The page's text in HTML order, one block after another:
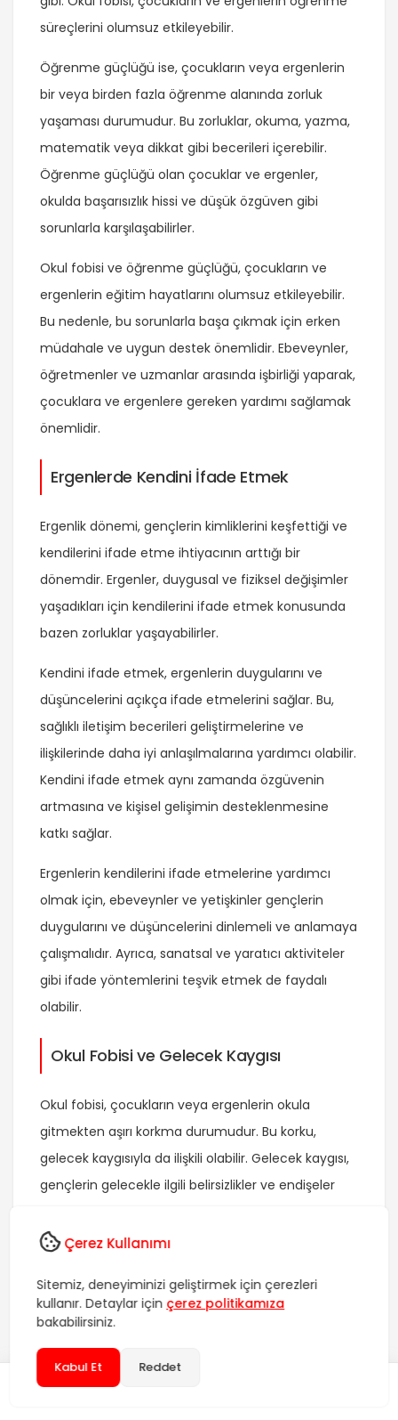
süreçlerini olumsuz etkileyebilir.
Öğrenme güçlüğü ise, çocukların veya ergenlerin
bir veya birden fazla öğrenme alanında zorluk
yaşaması durumudur. Bu zorluklar, okuma, yazma,
matematik veya dikkat gibi becerileri içerebilir.
Öğrenme güçlüğü olan çocuklar ve ergenler,
okulda başarısızlık hissi ve düşük özgüven gibi
sorunlarla karşılaşabilirler.
Okul fobisi ve öğrenme güçlüğü, çocukların ve
ergenlerin eğitim hayatlarını olumsuz etkileyebilir.
Bu nedenle, bu sorunlarla başa çıkmak için erken
müdahale ve uygun destek önemlidir. Ebeveynler,
öğretmenler ve uzmanlar arasında işbirliği yaparak,
çocuklara ve ergenlere gereken yardımı sağlamak
önemlidir.
Ergenlerde Kendini İfade Etmek
Ergenlik dönemi, gençlerin kimliklerini keşfettiği ve
kendilerini ifade etme ihtiyacının arttığı bir
dönemdir. Ergenler, duygusal ve fiziksel değişimler
yaşadıkları için kendilerini ifade etmek konusunda
bazen zorluklar yaşayabilirler.
Kendini ifade etmek, ergenlerin duygularını ve
düşüncelerini açıkça ifade etmelerini sağlar. Bu,
sağlıklı iletişim becerileri geliştirmelerine ve
ilişkilerinde daha iyi anlaşılmalarına yardımcı olabilir.
Kendini ifade etmek aynı zamanda özgüvenin
artmasına ve kişisel gelişimin desteklenmesine
katkı sağlar.
Ergenlerin kendilerini ifade etmelerine yardımcı
olmak için, ebeveynler ve yetişkinler gençlerin
duygularını ve düşüncelerini dinlemeli ve anlamaya
çalışmalıdır. Ayrıca, sanatsal ve yaratıcı aktiviteler
gibi ifade yöntemlerini teşvik etmek de faydalı
olabilir.
Okul Fobisi ve Gelecek Kaygısı
Okul fobisi, çocukların veya ergenlerin okula
gitmekten aşırı korkma durumudur. Bu korku,
gelecek kaygısıyla da ilişkili olabilir. Gelecek kaygısı,
gençlerin gelecekle ilgili belirsizlikler ve endişeler
Okul fobisi ve gelecek kaygısı birbirini besleyebilir.
Örneğin, çocuklar ve ergenler, okulda başarısızlık
yaşama korkusuyla geleceklerine dair endişeler
duyabilirler. Bu endişeler, motivasyon eksikliği,
düşük özgüven ve depresyon gibi sorunlara yol
açabilir.
Çerez Kullanımı
Sitemiz, deneyiminizi geliştirmek için çerezleri
kullanır. Detaylar için çerez politikamıza
bakabilirsiniz.
Kabul Et Reddet